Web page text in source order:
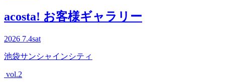
acosta! お客様ギャラリー
2026 7.4sat
池袋サンシャインシティ
vol.2